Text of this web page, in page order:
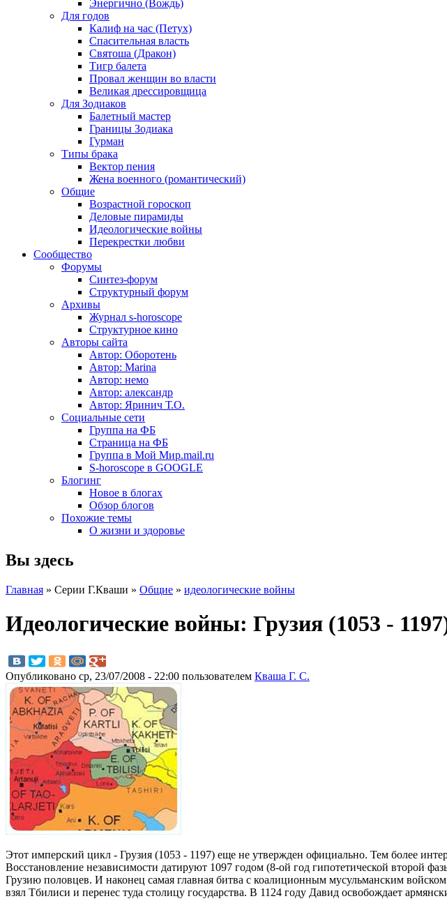
Энергично (Вождь)
Для годов
Калиф на час (Петух)
Спасительная власть
Святоша (Дракон)
Тигр балета
Провал женщин во власти
Великая дрессировщица
Для Зодиаков
Балетный мастер
Границы Зодиака
Гурман
Типы брака
Вектор пения
Жена военного (романтический)
Общие
Возрастной гороскоп
Деловые пирамиды
Идеологические войны
Перекрестки любви
Сообщество
Форумы
Синтез-форум
Структурный форум
Архивы
Журнал s-horoscope
Структурное кино
Авторы сайта
Автор: Оборотень
Автор: Marina
Автор: немo
Автор: александр
Автор: Яринич Т.О.
Социальные сети
Группа на ФБ
Страница на ФБ
Группа в Мой Мир.mail.ru
S-horoscope в GOOGLE
Блогинг
Новое в блогах
Обзор блогов
Похожие темы
О жизни и здоровье
Вы здесь
Главная » Серии Г.Кваши » Общие » идеологические войны
Идеологические войны: Грузия (1053 -
Опубликовано ср, 23/07/2008 - 22:00 пользователем Кваша Г. С.
Этот имперский цикл - Грузия (1053 - 1197) еще не утвержден официально. Тем более
Восстановление независимости датируют 1097 годом (8-ой год гипотетической второй
Грузию половцев. И наконец самая главная битва с коалиционным мусульманским
взял Тбилиси и перенес туда столицу государства. В 1124 году Давид освобождает